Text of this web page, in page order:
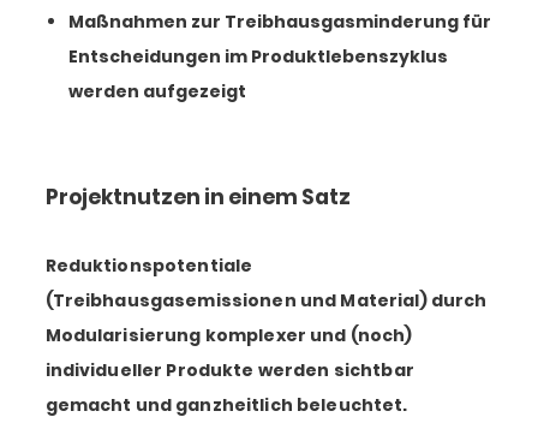
Maßnahmen zur Treibhausgasminderung für
Entscheidungen im Produktlebenszyklus
werden aufgezeigt
Projektnutzen in einem Satz
Reduktionspotentiale
(Treibhausgasemissionen und Material) durch
Modularisierung komplexer und (noch)
individueller Produkte werden sichtbar
gemacht und ganzheitlich beleuchtet.